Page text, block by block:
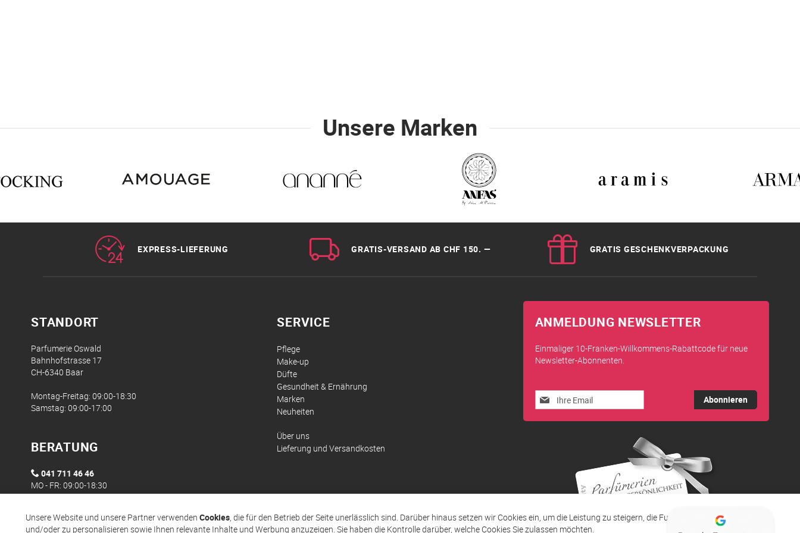
Unsere Marken
EXPRESS-LIEFERUNG GRATIS-VERSAND AB CHF 150. — GRATIS GESCHENKVERPACKUNG
STANDORT
Parfumerie Oswald
Bahnhofstrasse 17
CH-6340 Baar
Montag-Freitag: 09:00-18:30
Samstag: 09:00-17:00
BERATUNG
041 711 46 46
MO - FR: 09:00-18:30
SERVICE
Pflege
Make-up
Düfte
Gesundheit & Ernährung
Marken
Neuheiten
Über uns
Lieferung und Versandkosten
ANMELDUNG NEWSLETTER
Einmaliger 10-Franken-Willkommens-Rabattcode für neue
Newsletter-Abonnenten.
Melden
Sie
sich
Abonnieren
Unsere Website und unsere Partner verwendenCookies, die für den Betrieb der Seite unerlässlich sind. Darüber hinaus setzen wir Cookies ein, um die Leistung zu steigern, die Funktionen zu verbessern
und/oder zu personalisieren sowie Ihnen relevante Inhalte und Werbung anzuzeigen. Sie haben die Kontrolle darüber, welche Cookies Sie zulassen möchten.